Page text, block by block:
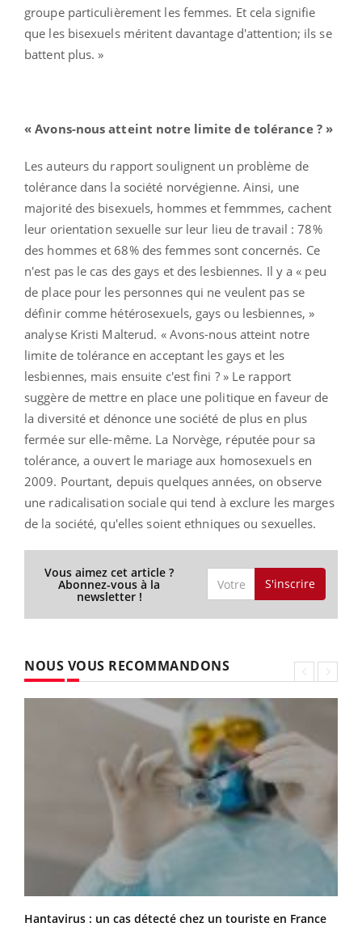
groupe particulièrement les femmes. Et cela signifie
que les bisexuels méritent davantage d'attention; ils se
battent plus. »
« Avons-nous atteint notre limite de tolérance ? »
Les auteurs du rapport soulignent un problème de
tolérance dans la société norvégienne. Ainsi, une
majorité des bisexuels, hommes et femmmes, cachent
leur orientation sexuelle sur leur lieu de travail : 78%
des hommes et 68% des femmes sont concernés. Ce
n'est pas le cas des gays et des lesbiennes. Il y a « peu
de place pour les personnes qui ne veulent pas se
définir comme hétérosexuels, gays ou lesbiennes, »
analyse Kristi Malterud. « Avons-nous atteint notre
limite de tolérance en acceptant les gays et les
lesbiennes, mais ensuite c'est fini ? » Le rapport
suggère de mettre en place une politique en faveur de
la diversité et dénonce une société de plus en plus
fermée sur elle-même. La Norvège, réputée pour sa
tolérance, a ouvert le mariage aux homosexuels en
2009. Pourtant, depuis quelques années, on observe
une radicalisation sociale qui tend à exclure les marges
de la société, qu'elles soient ethniques ou sexuelles.
Vous aimez cet article ?
Abonnez-vous à la
newsletter !
S'inscrire
NOUS VOUS RECOMMANDONS
Hantavirus : un cas détecté chez un touriste en France